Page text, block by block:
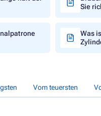
Sie
Was
Vom teuersten